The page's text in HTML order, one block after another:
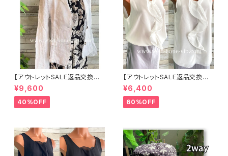
【アウトレットSALE返品交換不
可8/20まで】イタリア製サマー
ジャケット｜Made in ITALY｜
リネン麻 飾りエリ ジャケット/ホ
ワイト
¥9,600
40%OFF
【アウトレットSALE返品交換不
可8/20まで】イタリア製 CASA
DEILUCA ITALY｜前フリル＆B
IGフリルトップス /ホワイト
¥6,400
60%OFF